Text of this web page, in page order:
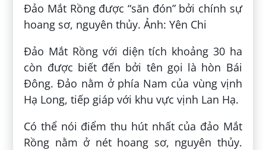
Đảo Mắt Rồng được “săn đón” bởi chính sự
hoang sơ, nguyên thủy. Ảnh: Yên Chi
Đảo Mắt Rồng với diện tích khoảng 30 ha
còn được biết đến bởi tên gọi là hòn Bái
Đông. Đảo nằm ở phía Nam của vùng vịnh
Hạ Long, tiếp giáp với khu vực vịnh Lan Hạ.
Có thể nói điểm thu hút nhất của đảo Mắt
Rồng nằm ở nét hoang sơ, nguyên thủy.